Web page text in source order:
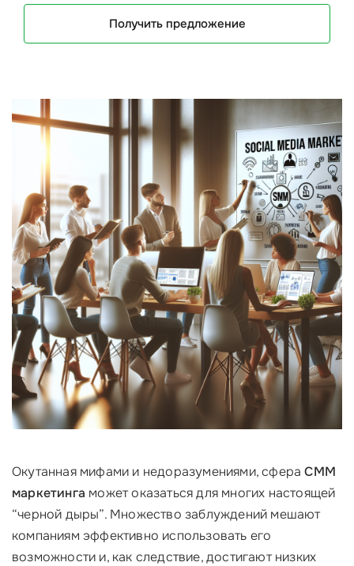
Получить предложение
Окутанная мифами и недоразумениями, сфераСММ
маркетинга может оказаться для многих настоящей
“черной дыры”. Множество заблуждений мешают
компаниям эффективно использовать его
возможности и, как следствие, достигают низких